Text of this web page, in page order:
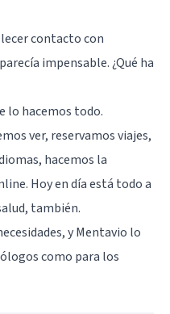
contacto con
impensable. ¿Qué ha
lo hacemos todo.
ver, reservamos viajes,
hacemos la
Hoy en día está todo a
también.
y Mentavio lo
como para los